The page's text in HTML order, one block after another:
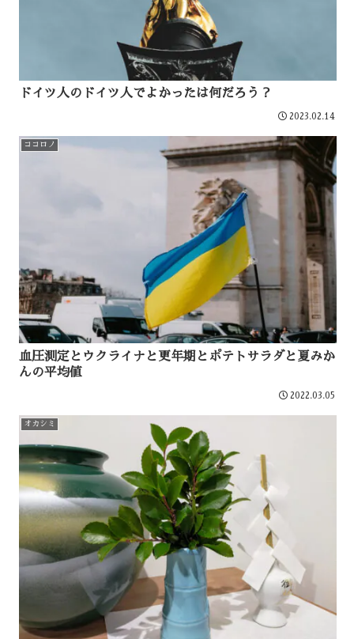
ドイツ人のドイツ人でよかったは何だろう？
2023.02.14
ココロノ
血圧測定とウクライナと更年期とポテトサラダと夏みか
んの平均値
2022.03.05
オカシミ